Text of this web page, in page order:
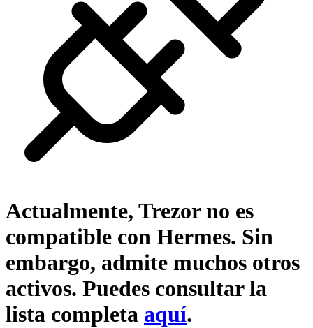
Actualmente, Trezor no es
compatible con Hermes. Sin
embargo, admite muchos otros
activos. Puedes consultar la
lista completa aquí.